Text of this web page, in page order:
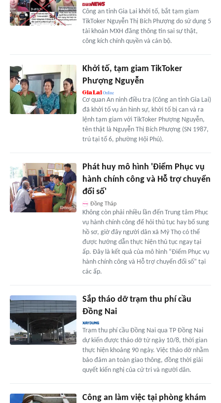
Công an tỉnh Gia Lai khởi tố, bắt tạm giam
TikToker Nguyễn Thị Bích Phượng do sử dụng 5
tài khoản MXH đăng thông tin sai sự thật,
công kích chính quyền và cán bộ.
Khởi tố, tạm giam TikToker
Phượng Nguyễn
Cơ quan An ninh điều tra (Công an tỉnh Gia Lai)
đã khởi tố vụ án hình sự, khởi tố bị can và ra
lệnh tạm giam với TikToker Phượng Nguyễn,
tên thật là Nguyễn Thị Bích Phượng (SN 1987,
trú tại tổ 6, phường Hội Phú).
Phát huy mô hình 'Điểm Phục vụ
hành chính công và Hỗ trợ chuyển
đổi số'
Đồng Tháp
Không còn phải nhiều lần đến Trung tâm Phục
vụ hành chính công để hỏi thủ tục hay bổ sung
hồ sơ, giờ đây người dân xã Mỹ Thọ có thể
được hướng dẫn thực hiện thủ tục ngay tại
ấp. Đây là kết quả của mô hình “Điểm Phục vụ
hành chính công và Hỗ trợ chuyển đổi số” tại
các ấp.
Sắp tháo dỡ trạm thu phí cầu
Đồng Nai
Trạm thu phí cầu Đồng Nai qua TP Đồng Nai
dự kiến được tháo dỡ từ ngày 10/8, thời gian
thực hiện khoảng 90 ngày. Việc tháo dỡ nhằm
bảo đảm an toàn giao thông, đồng thời giải
quyết kiến nghị của cử tri và người dân.
Công an làm việc tại phòng khám